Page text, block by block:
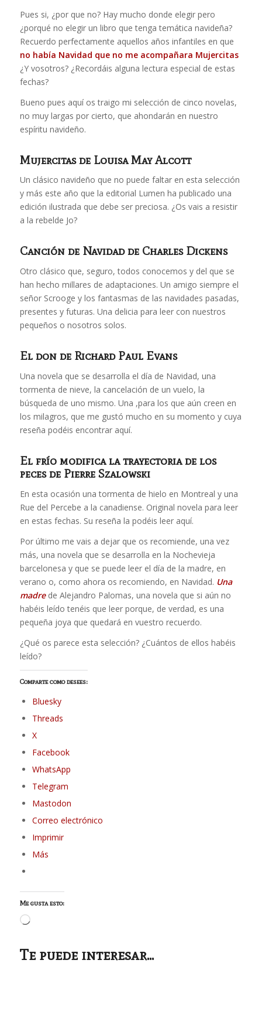
Pues si, ¿por que no? Hay mucho donde elegir pero
¿porqué no elegir un libro que tenga temática navideña?
Recuerdo perfectamente aquellos años infantiles en que
no había Navidad que no me acompañara Mujercitas
¿Y vosotros? ¿Recordáis alguna lectura especial de estas
fechas?
Bueno pues aquí os traigo mi selección de cinco novelas,
no muy largas por cierto, que ahondarán en nuestro
espíritu navideño.
Mujercitasde Louisa May Alcott
Un clásico navideño que no puede faltar en esta selección
y más este año que la editorial Lumen ha publicado una
edición ilustrada que debe ser preciosa. ¿Os vais a resistir
a la rebelde Jo?
Canción de Navidadde Charles Dickens
Otro clásico que, seguro, todos conocemos y del que se
han hecho millares de adaptaciones. Un amigo siempre el
señor Scrooge y los fantasmas de las navidades pasadas,
presentes y futuras. Una delicia para leer con nuestros
pequeños o nosotros solos.
El donde Richard Paul Evans
Una novela que se desarrolla el día de Navidad, una
tormenta de nieve, la cancelación de un vuelo, la
búsqueda de uno mismo. Una ,para los que aún creen en
los milagros, que me gustó mucho en su momento y cuya
reseña podéis encontrar aquí.
El frío modifica la trayectoria de los
pecesde Pierre Szalowski
En esta ocasión una tormenta de hielo en Montreal y una
Rue del Percebe a la canadiense. Original novela para leer
en estas fechas. Su reseña la podéis leer aquí.
Por último me vais a dejar que os recomiende, una vez
más, una novela que se desarrolla en la Nochevieja
barcelonesa y que se puede leer el día de la madre, en
verano o, como ahora os recomiendo, en Navidad. Una
madrede Alejandro Palomas, una novela que si aún no
habéis leído tenéis que leer porque, de verdad, es una
pequeña joya que quedará en vuestro recuerdo.
¿Qué os parece esta selección? ¿Cuántos de ellos habéis
leído?
Comparte como desees:
Bluesky
Threads
X
Facebook
WhatsApp
Telegram
Mastodon
Correo electrónico
Imprimir
Más
Me gusta esto:
Cargando...
Te puede interesar...